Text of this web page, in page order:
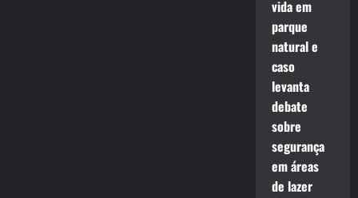
vida em
parque
natural e
caso
levanta
debate
sobre
segurança
em áreas
de lazer